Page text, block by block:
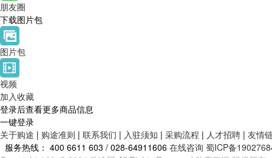
朋友圈
下载图片包
图片包
视频
加入收藏
登录后查看更多商品信息
一键登录
关于购途 | 购途准则 | 联系我们 | 入驻须知 | 采购流程 | 人才招聘 | 友情
服务热线： 400 6611 603 / 028-64911606 在线咨询 蜀ICP备